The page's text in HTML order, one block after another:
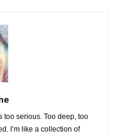
too serious. Too deep, too
I’m like a collection of